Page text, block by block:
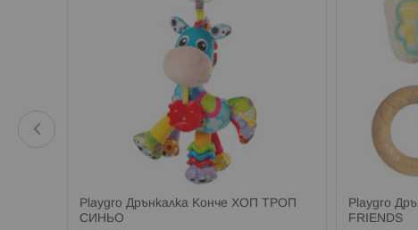
Playgro Дрънкалка Конче ХОП ТРОП
СИНЬО
Playgro
FRIENDS